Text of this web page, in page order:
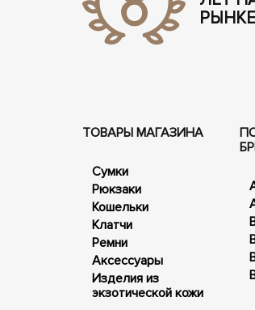
РЫНКЕ
ТОВАРЫ МАГАЗИНА
Сумки
Рюкзаки
Кошельки
Клатчи
Ремни
Аксессуары
Изделия из
экзотической кожи